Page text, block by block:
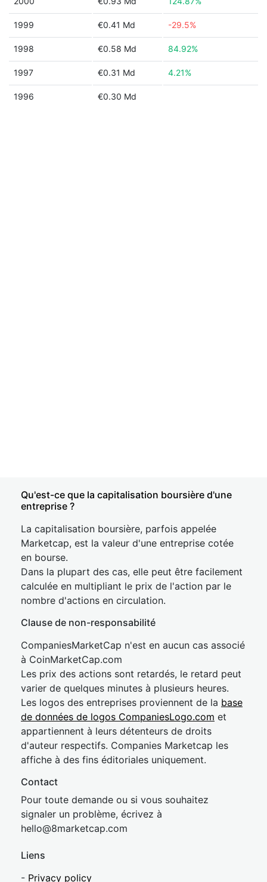
1999 €0.41 Md -29.5%
1998 €0.58 Md 84.92%
1997 €0.31 Md 4.21%
1996 €0.30 Md
Qu'est-ce que la capitalisation boursière d'une
entreprise ?
La capitalisation boursière, parfois appelée
Marketcap, est la valeur d'une entreprise cotée
en bourse.
Dans la plupart des cas, elle peut être facilement
calculée en multipliant le prix de l'action par le
nombre d'actions en circulation.
Clause de non-responsabilité
CompaniesMarketCap n'est en aucun cas associé
à CoinMarketCap.com
Les prix des actions sont retardés, le retard peut
varier de quelques minutes à plusieurs heures.
Les logos des entreprises proviennent de la base
de données de logos CompaniesLogo.com et
appartiennent à leurs détenteurs de droits
d'auteur respectifs. Companies Marketcap les
affiche à des fins éditoriales uniquement.
Contact
Pour toute demande ou si vous souhaitez
signaler un problème, écrivez à
hello@8marketcap.com
Liens
- Privacy policy